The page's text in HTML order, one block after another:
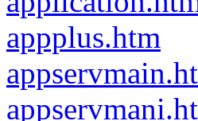
appplus.htm